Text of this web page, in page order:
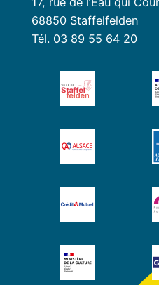
68850 Staffelfelden
Tél. 03 89 55 64 20